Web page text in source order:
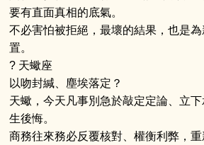
要有直面真相的底氣。
不必害怕被拒絕，最壞的結果，也是
置。
? 天蠍座
以吻封緘、塵埃落定？
天蠍，今天凡事別急於敲定定論、立
生後悔。
商務往來務必反覆核對、權衡利弊，